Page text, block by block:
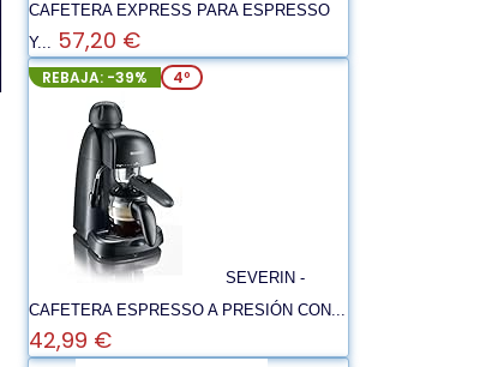
CAFETERA EXPRESS PARA ESPRESSO
Y... 57,20 €
REBAJA: -39% 4º
SEVERIN -
CAFETERA ESPRESSO A PRESIÓN CON...
42,99 €